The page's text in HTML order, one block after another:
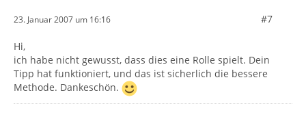
23. Januar 2007 um 16:16 #7
Hi,
ich habe nicht gewusst, dass dies eine Rolle spielt. Dein
Tipp hat funktioniert, und das ist sicherlich die bessere
Methode. Dankeschön.